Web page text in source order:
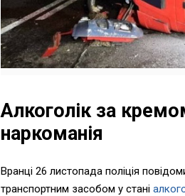
Алкоголік за
наркоманія
Вранці 26 листопада поліція
транспортним засобом у стані